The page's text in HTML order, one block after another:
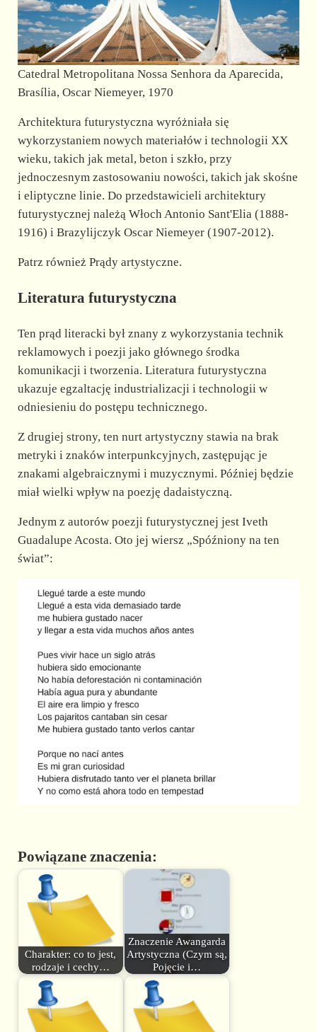
Catedral Metropolitana Nossa Senhora da Aparecida,
Brasília, Oscar Niemeyer, 1970
Architektura futurystyczna wyróżniała się
wykorzystaniem nowych materiałów i technologii XX
wieku, takich jak metal, beton i szkło, przy
jednoczesnym zastosowaniu nowości, takich jak skośne
i eliptyczne linie. Do przedstawicieli architektury
futurystycznej należą Włoch Antonio Sant'Elia (1888-
1916) i Brazylijczyk Oscar Niemeyer (1907-2012).
Patrz również Prądy artystyczne.
Literatura futurystyczna
Ten prąd literacki był znany z wykorzystania technik
reklamowych i poezji jako głównego środka
komunikacji i tworzenia. Literatura futurystyczna
ukazuje egzaltację industrializacji i technologii w
odniesieniu do postępu technicznego.
Z drugiej strony, ten nurt artystyczny stawia na brak
metryki i znaków interpunkcyjnych, zastępując je
znakami algebraicznymi i muzycznymi. Później będzie
miał wielki wpływ na poezję dadaistyczną.
Jednym z autorów poezji futurystycznej jest Iveth
Guadalupe Acosta. Oto jej wiersz „Spóźniony na ten
świat”:
Powiązane znaczenia:
Charakter: co to jest,
rodzaje i cechy…
Znaczenie Awangarda
Artystyczna (Czym są,
Pojęcie i…